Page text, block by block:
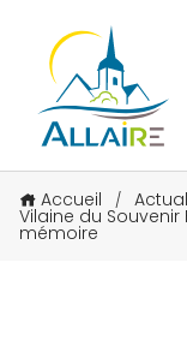
Accueil /
Vilaine du
mémoire